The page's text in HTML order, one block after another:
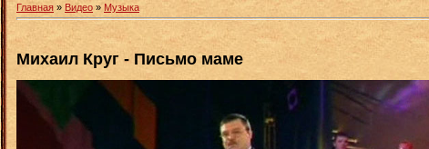
Главная » Видео» Музыка
Михаил Круг - Письмо маме